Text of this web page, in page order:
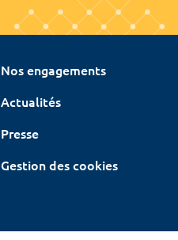
Nos engagements
Actualités
Presse
Gestion des cookies